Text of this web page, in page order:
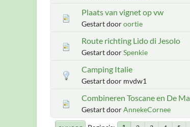
Plaats van vignet op vw
Gestart dooroortie
Route richting Lido di Jesolo
Gestart doorSpenkie
Camping Italie
Gestart door mvdw1
Combineren Toscane en De
Gestart doorAnnekeCornee